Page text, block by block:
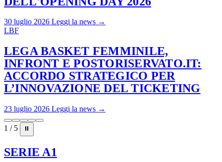
30 luglio 2026 Leggi la news →
LBF
LEGA BASKET FEMMINILE,
INFRONT E POSTORISERVATO.IT:
ACCORDO STRATEGICO PER
L’INNOVAZIONE DEL TICKETING
23 luglio 2026 Leggi la news →
1 / 5 ⏸
SERIE A1